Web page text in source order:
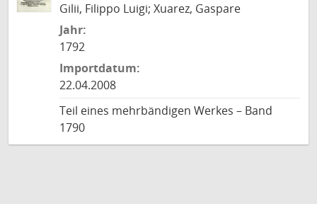
Gilii, Filippo Luigi; Xuarez, Gaspare
Jahr:
1792
Importdatum:
22.04.2008
Teil eines mehrbändigen Werkes – Band
1790